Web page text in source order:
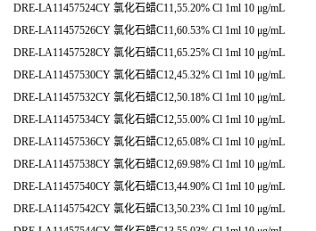
DRE-LA11457524CY 氯化石蜡C11,55.20% Cl 1ml 10 μg/mL
DRE-LA11457526CY 氯化石蜡C11,60.53% Cl 1ml 10 μg/mL
DRE-LA11457528CY 氯化石蜡C11,65.25% Cl 1ml 10 μg/mL
DRE-LA11457530CY 氯化石蜡C12,45.32% Cl 1ml 10 μg/mL
DRE-LA11457532CY 氯化石蜡C12,50.18% Cl 1ml 10 μg/mL
DRE-LA11457534CY 氯化石蜡C12,55.00% Cl 1ml 10 μg/mL
DRE-LA11457536CY 氯化石蜡C12,65.08% Cl 1ml 10 μg/mL
DRE-LA11457538CY 氯化石蜡C12,69.98% Cl 1ml 10 μg/mL
DRE-LA11457540CY 氯化石蜡C13,44.90% Cl 1ml 10 μg/mL
DRE-LA11457542CY 氯化石蜡C13,50.23% Cl 1ml 10 μg/mL